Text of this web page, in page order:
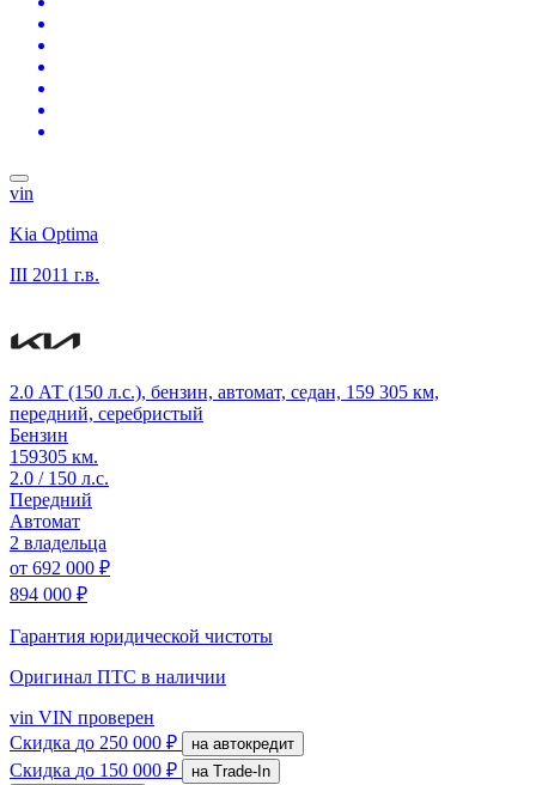
vin
Kia Optima
III 2011 г.в.
2.0 АТ (150 л.с.), бензин, автомат, седан, 159 305 км,
передний, серебристый
Бензин
159305 км.
2.0 / 150 л.с.
Передний
Автомат
2 владельца
от 692 000 ₽
894 000 ₽
Гарантия юридической чистоты
Оригинал ПТС в наличии
vin VIN проверен
Скидка до 250 000 ₽ на автокредит
Скидка до 150 000 ₽
на Trade-In